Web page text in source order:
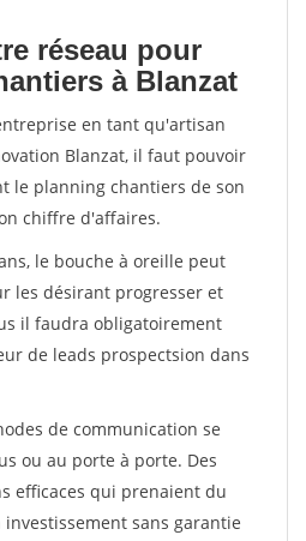
réseau pour
à Blanzat
en tant qu'artisan
Blanzat, il faut pouvoir
le planning chantiers de son
chiffre d'affaires.
le bouche à oreille peut
les désirant progresser et
il faudra obligatoirement
de leads prospectsion dans
de communication se
ou au porte à porte. Des
efficaces qui prenaient du
sans garantie